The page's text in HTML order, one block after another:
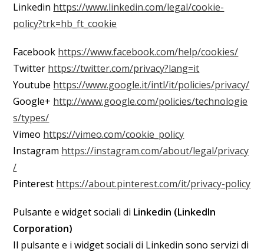
Linkedin https://www.linkedin.com/legal/cookie-
policy?trk=hb_ft_cookie
Facebook https://www.facebook.com/help/cookies/
Twitter https://twitter.com/privacy?lang=it
Youtube https://www.google.it/intl/it/policies/privacy/
Google+ http://www.google.com/policies/technologie
s/types/
Vimeo https://vimeo.com/cookie_policy
Instagram https://instagram.com/about/legal/privacy
/
Pinterest https://about.pinterest.com/it/privacy-policy
Pulsante e widget sociali di Linkedin (LinkedIn
Corporation)
Il pulsante e i widget sociali di Linkedin sono servizi di